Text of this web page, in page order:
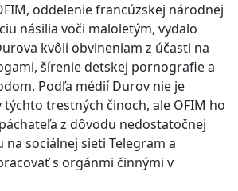
oddelenie francúzskej národnej
násilia voči maloletým, vydalo
kvôli obvineniam z účasti na
šírenie detskej pornografie a
Podľa médií Durov nie je
trestných činoch, ale OFIM ho
z dôvodu nedostatočnej
sociálnej sieti Telegram a
s orgánmi činnými v